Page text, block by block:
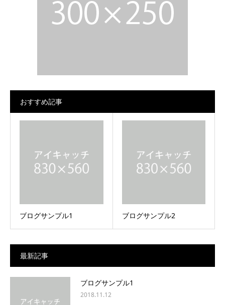
おすすめ記事
ブログサンプル1 ブログサンプル2
最新記事
ブログサンプル1
2018.11.12